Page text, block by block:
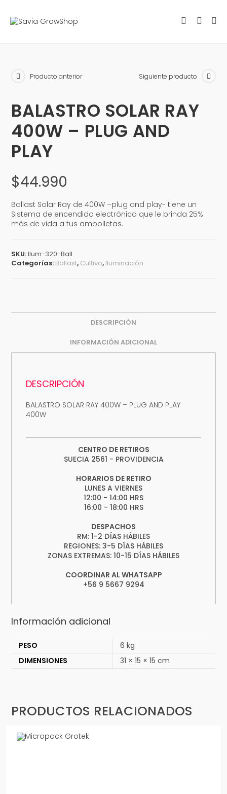
Producto anterior Siguiente producto
BALASTRO SOLAR RAY
400W – PLUG AND
PLAY
$44.990
Ballast Solar Ray de 400W –plug and play- tiene un
Sistema de encendido electrónico que le brinda 25%
más de vida a tus ampolletas.
SKU:Ilum-320-Ball
Categorías: Ballast, Cultivo, Iluminación
DESCRIPCIÓN
INFORMACIÓN ADICIONAL
DESCRIPCIÓN
BALASTRO SOLAR RAY 400W – PLUG AND PLAY
400W
CENTRO DE RETIROS
SUECIA 2561 - PROVIDENCIA
HORARIOS DE RETIRO
LUNES A VIERNES
12:00 - 14:00 HRS
16:00 - 18:00 HRS
DESPACHOS
RM: 1-2 DÍAS HÁBILES
REGIONES: 3-5 DÍAS HÁBILES
ZONAS EXTREMAS: 10-15 DÍAS HÁBILES
COORDINAR AL WHATSAPP
+56 9 5667 9294
Información adicional
PESO
6 kg
DIMENSIONES
31 × 15 × 15 cm
PRODUCTOS RELACIONADOS